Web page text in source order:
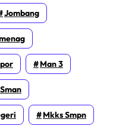
Jombang
Man 3
Mkks Smpn